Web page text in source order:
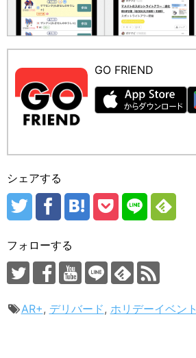
GO FRIEND
シェアする
フォローする
AR+, デリバード, ホリデーイベント